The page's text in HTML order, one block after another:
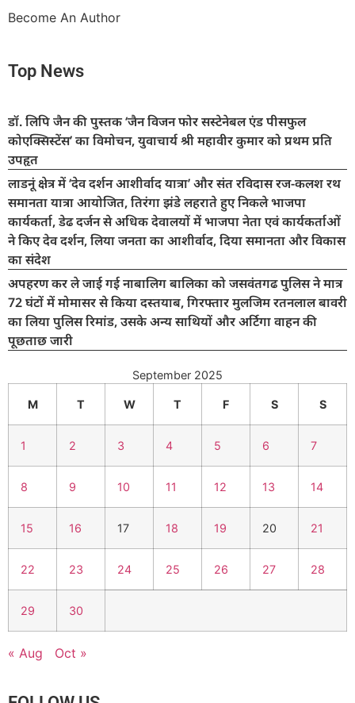
Become An Author
Top News
डॉ. लिपि जैन की पुस्तक ‘जैन विजन फोर सस्टेनेबल एंड पीसफुल
कोएक्सिस्टेंस’ का विमोचन, युवाचार्य श्री महावीर कुमार को प्रथम प्रति
उपहृत
लाडनूं क्षेत्र में ‘देव दर्शन आशीर्वाद यात्रा’ और संत रविदास रज-कलश रथ
समानता यात्रा आयोजित, तिरंगा झंडे लहराते हुए निकले भाजपा
कार्यकर्ता, डेढ दर्जन से अधिक देवालयों में भाजपा नेता एवं कार्यकर्ताओं
ने किए देव दर्शन, लिया जनता का आशीर्वाद, दिया समानता और विकास
का संदेश
अपहरण कर ले जाई गई नाबालिग बालिका को जसवंतगढ पुलिस ने मात्र
72 घंटों में मोमासर से किया दस्तयाब, गिरफ्तार मुलजिम रतनलाल बावरी
का लिया पुलिस रिमांड, उसके अन्य साथियों और अर्टिगा वाहन की
पूछताछ जारी
September 2025
M T W T F S S
1 2 3 4 5 6 7
8 9 10 11 12 13 14
15 16 17 18 19 20 21
22 23 24 25 26 27 28
29 30
« Aug Oct »